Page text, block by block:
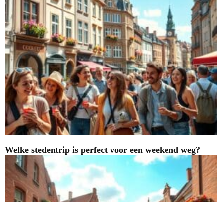
Welke stedentrip is perfect voor een weekend weg?